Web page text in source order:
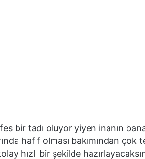
bir tadı oluyor yiyen inanın
hafif olması bakımından çok
hızlı bir şekilde